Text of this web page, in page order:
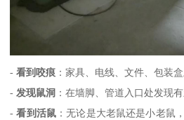
-看到咬痕 ：家具、电线、文件、包装
- 发现鼠洞 ：在墙脚、管道入口处发现
-看到活鼠 ：无论是大老鼠还是小老鼠